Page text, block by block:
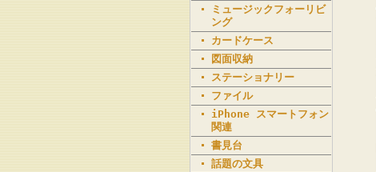
ミュージックフォーリビ
ング
カードケース
図面収納
ステーショナリー
ファイル
iPhone スマートフォン
関連
書見台
話題の文具